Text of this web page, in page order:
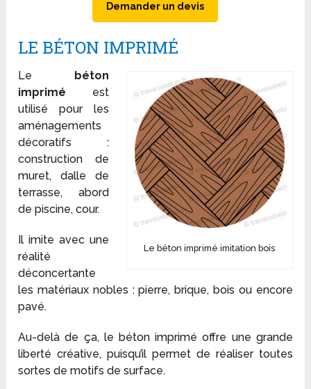
Demander un devis
LE BÉTON IMPRIMÉ
Le béton imprimé imitation bois
Le
béton
imprimé est
utilisé pour les
aménagements
décoratifs :
construction de
muret, dalle de
terrasse, abord
de piscine, cour.
Il imite avec une
réalité
déconcertante
les matériaux nobles : pierre, brique, bois ou encore
pavé.
Au-delà de ça, le béton imprimé offre une grande
liberté créative, puisqu’il permet de réaliser toutes
sortes de motifs de surface.